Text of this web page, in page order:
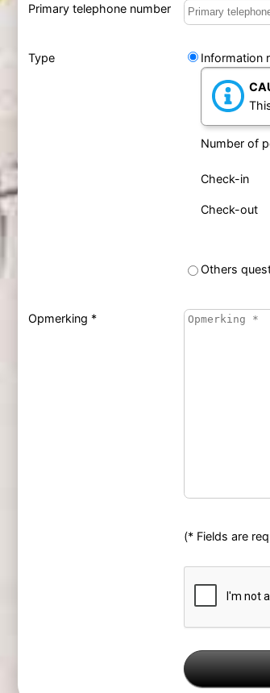
Primary telephone number
Type Information
Number of
Check-in
Check-out
Others
Opmerking *
(* Fields are